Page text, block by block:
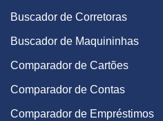
Buscador de Corretoras
Buscador de Maquininhas
Comparador de Cartões
Comparador de Contas
Comparador de Empréstimos